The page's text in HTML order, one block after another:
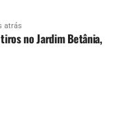
Sorocabanices.
atrás
no Jardim Betânia,